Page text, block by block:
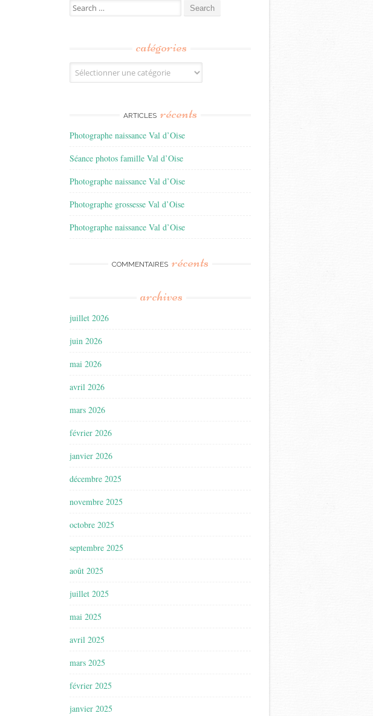
Search
for:
catégories
Catégories
ARTICLES récents
Photographe naissance Val d’Oise
Séance photos famille Val d’Oise
Photographe naissance Val d’Oise
Photographe grossesse Val d’Oise
Photographe naissance Val d’Oise
COMMENTAIRES récents
archives
juillet 2026
juin 2026
mai 2026
avril 2026
mars 2026
février 2026
janvier 2026
décembre 2025
novembre 2025
octobre 2025
septembre 2025
août 2025
juillet 2025
mai 2025
avril 2025
mars 2025
février 2025
janvier 2025